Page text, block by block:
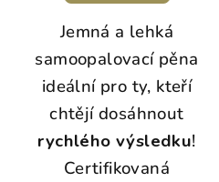
Jemná a lehká
samoopalovací pěna
ideální pro ty, kteří
chtějí dosáhnout
rychlého výsledku!
Certifikovaná